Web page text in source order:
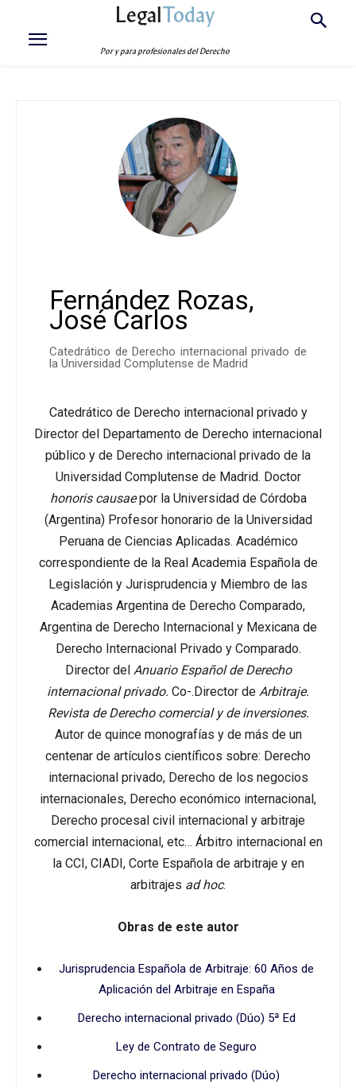
LegalToday
Por y para profesionales del Derecho
Fernández Rozas,
José Carlos
Catedrático de Derecho internacional privado de
la Universidad Complutense de Madrid
Catedrático de Derecho internacional privado y
Director del Departamento de Derecho internacional
público y de Derecho internacional privado de la
Universidad Complutense de Madrid. Doctor
honoris causaepor la Universidad de Córdoba
(Argentina) Profesor honorario de la Universidad
Peruana de Ciencias Aplicadas. Académico
correspondiente de la Real Academia Española de
Legislación y Jurisprudencia y Miembro de las
Academias Argentina de Derecho Comparado,
Argentina de Derecho Internacional y Mexicana de
Derecho Internacional Privado y Comparado.
Director del Anuario Español de Derecho
internacional privado. Co-.Director de Arbitraje.
Revista de Derecho comercial y de inversiones.
Autor de quince monografías y de más de un
centenar de artículos científicos sobre: Derecho
internacional privado, Derecho de los negocios
internacionales, Derecho económico internacional,
Derecho procesal civil internacional y arbitraje
comercial internacional, etc… Árbitro internacional en
la CCI, CIADI, Corte Española de arbitraje y en
arbitrajes ad hoc.
Obras de este autor
Jurisprudencia Española de Arbitraje: 60 Años de
Aplicación del Arbitraje en España
Derecho internacional privado (Dúo) 5ª Ed
Ley de Contrato de Seguro
Derecho internacional privado (Dúo)